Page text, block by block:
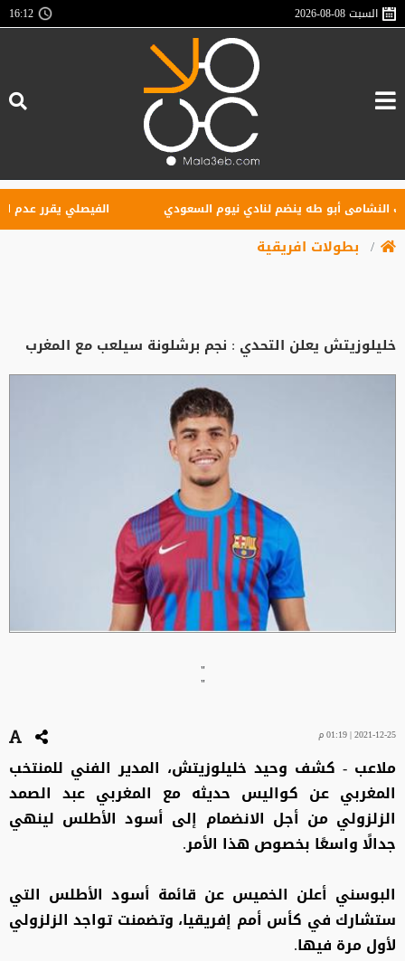
السبت2026-08-08
16:12
أبو طه ينضم لنادي نيوم السعودي الفيصلي يقرر عدم
بطولات افريقية
خليلوزيتش يعلن التحدي : نجم برشلونة سيلعب مع المغرب
"
"
2021-12-25 | 01:19 م
ملاعب - كشف وحيد خليلوزيتش، المدير الفني للمنتخب
المغربي عن كواليس حديثه مع المغربي عبد الصمد
الزلزولي من أجل الانضمام إلى أسود الأطلس لينهي
جدالًا واسعًا بخصوص هذا الأمر.
البوسني أعلن الخميس عن قائمة أسود الأطلس التي
ستشارك في كأس أمم إفريقيا، وتضمنت تواجد الزلزولي
لأول مرة فيها.